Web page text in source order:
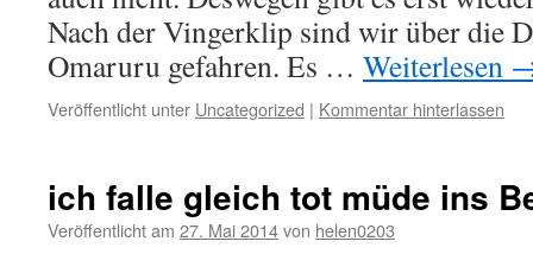
Nach der Vingerklip sind wir über die
Omaruru gefahren. Es … Weiterlesen
Veröffentlicht unter Uncategorized | Kommentar hinterlassen
ich falle gleich tot müde ins
Veröffentlicht am 27. Mai 2014von helen0203